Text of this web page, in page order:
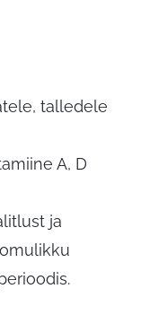
talledele
A, D
ja